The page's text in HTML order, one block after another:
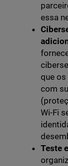
essa
que
com
Wi-Fi
Teste